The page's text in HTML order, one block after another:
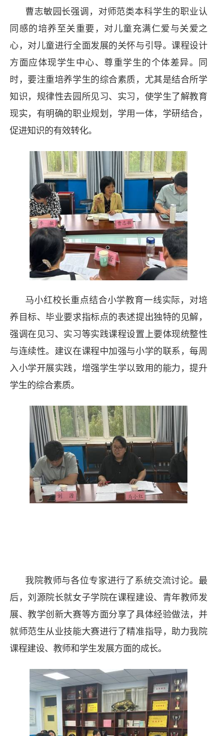
曹志敏园长强调，对师范类本科学生的职业认
同感的培养至关重要，对儿童充满仁爱与关爱之
心，对儿童进行全面发展的关怀与引导。课程设计
方面应体现学生中心、尊重学生的个体差异。同
时，要注重培养学生的综合素质，尤其是结合所学
知识，规律性去园所见习、实习，使学生了解教育
现实，有明确的职业规划，学用一体，学研结合，
促进知识的有效转化。
马小红校长重点结合小学教育一线实际，对培
养目标、毕业要求指标点的表述提出独特的见解，
强调在见习、实习等实践课程设置上要体现统整性
与连续性。建议在课程中加强与小学的联系，每周
入小学开展实践，增强学生学以致用的能力，提升
学生的综合素质。
我院教师与各位专家进行了系统交流讨论。最
后，刘源院长就女子学院在课程建设、青年教师发
展、教学创新大赛等方面分享了具体经验做法，并
就师范生从业技能大赛进行了精准指导，助力我院
课程建设、教师和学生发展方面的成长。